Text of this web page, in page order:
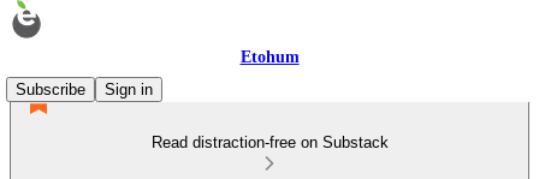
Etohum
Subscribe
Sign in
Read distraction-free on Substack